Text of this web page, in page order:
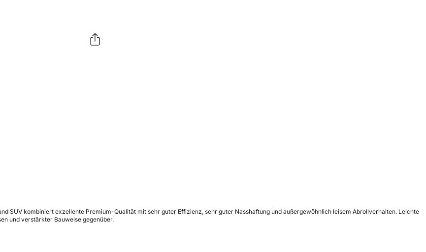
SUV kombiniert exzellente Premium-Qualität mit sehr guter Effizienz, sehr guter Nasshaftung und außergewöhnlich leisem Abrollverhalten. Leichte
und verstärkter Bauweise gegenüber.